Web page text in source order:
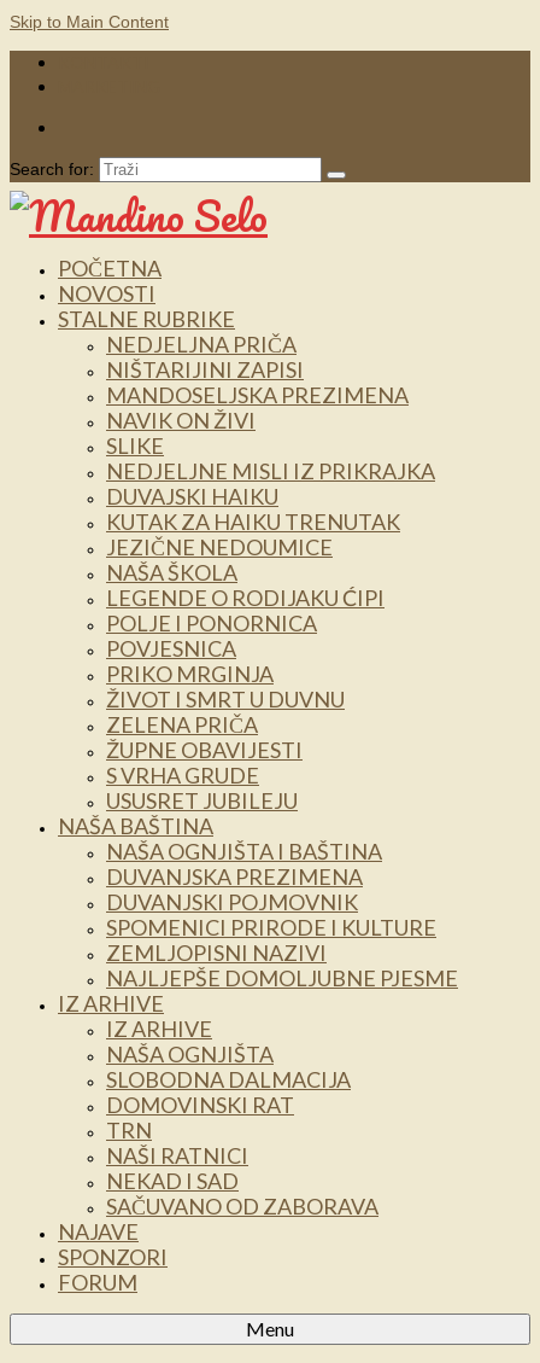
Skip to Main Content
Search for:
POČETNA
NOVOSTI
STALNE RUBRIKE
NEDJELJNA PRIČA
NIŠTARIJINI ZAPISI
MANDOSELJSKA PREZIMENA
NAVIK ON ŽIVI
SLIKE
NEDJELJNE MISLI IZ PRIKRAJKA
DUVAJSKI HAIKU
KUTAK ZA HAIKU TRENUTAK
JEZIČNE NEDOUMICE
NAŠA ŠKOLA
LEGENDE O RODIJAKU ĆIPI
POLJE I PONORNICA
POVJESNICA
PRIKO MRGINJA
ŽIVOT I SMRT U DUVNU
ZELENA PRIČA
ŽUPNE OBAVIJESTI
S VRHA GRUDE
USUSRET JUBILEJU
NAŠA BAŠTINA
NAŠA OGNJIŠTA I BAŠTINA
DUVANJSKA PREZIMENA
DUVANJSKI POJMOVNIK
SPOMENICI PRIRODE I KULTURE
ZEMLJOPISNI NAZIVI
NAJLJEPŠE DOMOLJUBNE PJESME
IZ ARHIVE
IZ ARHIVE
NAŠA OGNJIŠTA
SLOBODNA DALMACIJA
DOMOVINSKI RAT
TRN
NAŠI RATNICI
NEKAD I SAD
SAČUVANO OD ZABORAVA
NAJAVE
SPONZORI
FORUM
Menu